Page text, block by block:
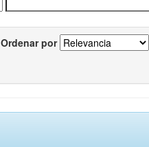
Ordenar por